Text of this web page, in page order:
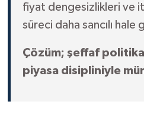
fiyat dengesizlikleri ve
süreci daha sancılı hale
Çözüm; şeffaf
piyasa disipliniyle